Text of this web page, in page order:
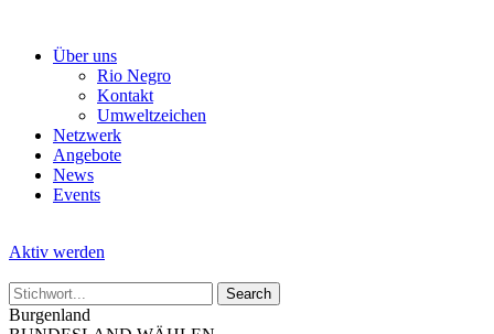
Über uns
Rio Negro
Kontakt
Umweltzeichen
Netzwerk
Angebote
News
Events
Aktiv werden
Burgenland